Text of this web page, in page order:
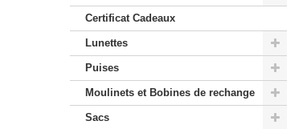
Certificat Cadeaux
Lunettes
Puises
Moulinets et Bobines de rechange
Sacs